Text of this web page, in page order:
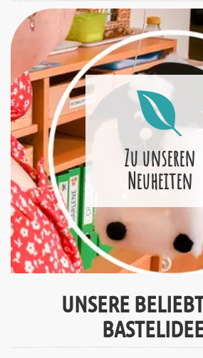
Zu unseren
Neuheiten
UNSERE